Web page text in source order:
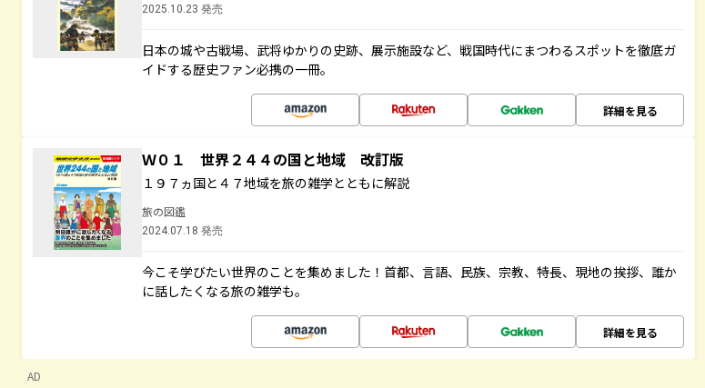
2025.10.23 発売
日本の城や古戦場、武将ゆかりの史跡、展示施設など、戦国時代にまつわるスポットを徹底ガ
イドする歴史ファン必携の一冊。
詳細を見る
Ｗ０１ 世界２４４の国と地域 改訂版
１９７ヵ国と４７地域を旅の雑学とともに解説
旅の図鑑
2024.07.18 発売
今こそ学びたい世界のことを集めました！首都、言語、民族、宗教、特長、現地の挨拶、誰か
に話したくなる旅の雑学も。
詳細を見る
AD